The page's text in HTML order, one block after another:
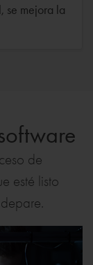
se mejora la
de
esté listo